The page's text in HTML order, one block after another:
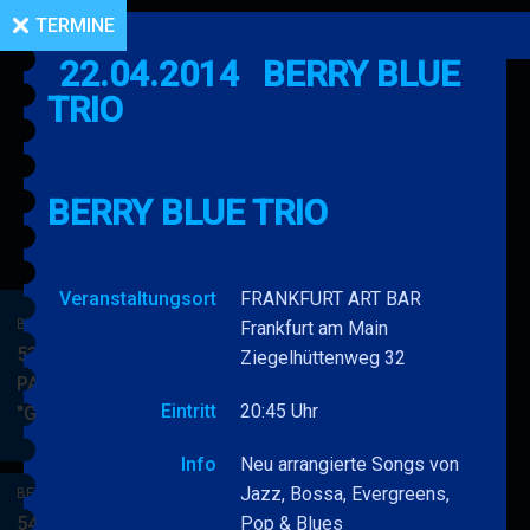
BERRY BLUE & BAND
53. JAZZ Matinee in den
PARKSIDE STUDIOS
"Gypsy Jazz"
MEHRBERRY
&
BERRY BLUE & BAND
54. JAZZ Matinee in den
TERMINE
22.04.2014
BERRY BLUE
TRIO
BERRY BLUE TRIO
Veranstaltungsort
FRANKFURT ART BAR
Frankfurt am Main
Ziegelhüttenweg 32
Eintritt 20:45 Uhr
Info
Neu arrangierte Songs von
Jazz, Bossa, Evergreens,
Pop & Blues